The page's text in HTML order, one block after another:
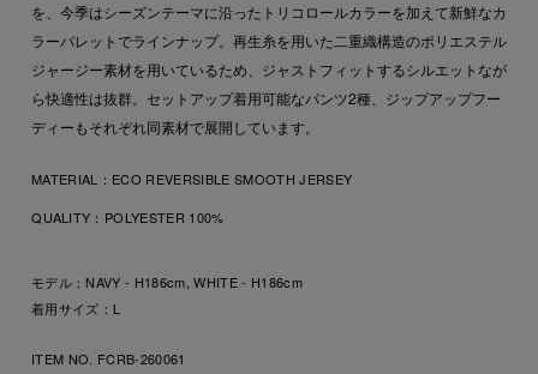
を、今季はシーズンテーマに沿ったトリコロールカラーを加えて新鮮なカ
ラーパレットでラインナップ。再生糸を用いた二重織構造のポリエステル
ジャージー素材を用いているため、ジャストフィットするシルエットなが
ら快適性は抜群。セットアップ着用可能なパンツ2種、ジップアップフー
ディーもそれぞれ同素材で展開しています。
MATERIAL： ECO REVERSIBLE SMOOTH JERSEY
QUALITY： POLYESTER 100%
モデル：NAVY - H186cm, WHITE - H186cm
着用サイズ：L
ITEM NO. FCRB-260061